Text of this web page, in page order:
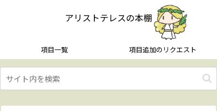
アリストテレスの本棚
項目一覧 項目追加のリクエスト